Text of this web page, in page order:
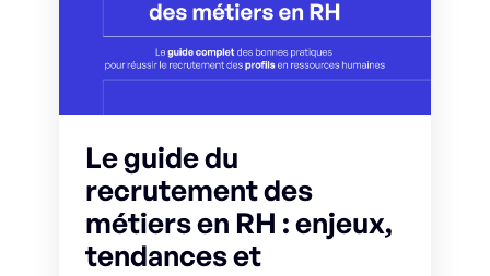
Le guide du
recrutement des
métiers en RH : enjeux,
tendances et